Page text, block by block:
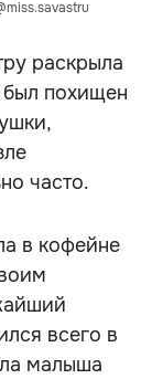
раскрыла
был похищен
часто.
в кофейне
всего в
малыша